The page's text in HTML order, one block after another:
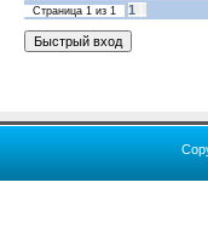
Страница 1 из 1 1